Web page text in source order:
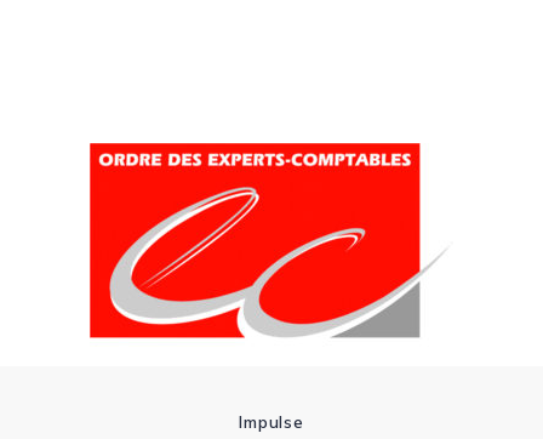
Impulse